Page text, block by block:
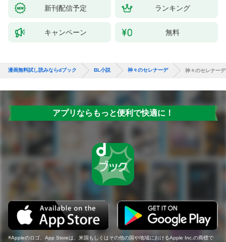
新刊配信予定 ランキング
キャンペーン 無料
漫画無料試し読みならdブック BL小説 神々のセレナーデ 神々のセレナーデ
アプリならもっと便利で快適に！
Appleのロゴ、App Storeは、米国もしくはその他の国や地域におけるApple Inc.の商標で